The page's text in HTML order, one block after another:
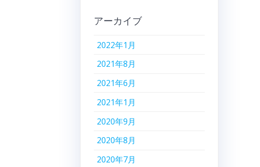
アーカイブ
2022年1月
2021年8月
2021年6月
2021年1月
2020年9月
2020年8月
2020年7月